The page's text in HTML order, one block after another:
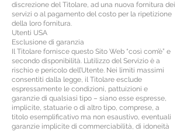
discrezione del Titolare, ad una nuova fornitura dei
servizi o al pagamento del costo per la ripetizione
della loro fornitura.
Utenti USA
Esclusione di garanzia
Il Titolare fornisce questo Sito Web “così com’è” e
secondo disponibilità. L’utilizzo del Servizio è a
rischio e pericolo dell’Utente. Nei limiti massimi
consentiti dalla legge, il Titolare esclude
espressamente le condizioni, pattuizioni e
garanzie di qualsiasi tipo – siano esse espresse,
implicite, statuarie o di altro tipo, comprese, a
titolo esemplificativo ma non esaustivo, eventuali
garanzie implicite di commerciabilità, di idoneità